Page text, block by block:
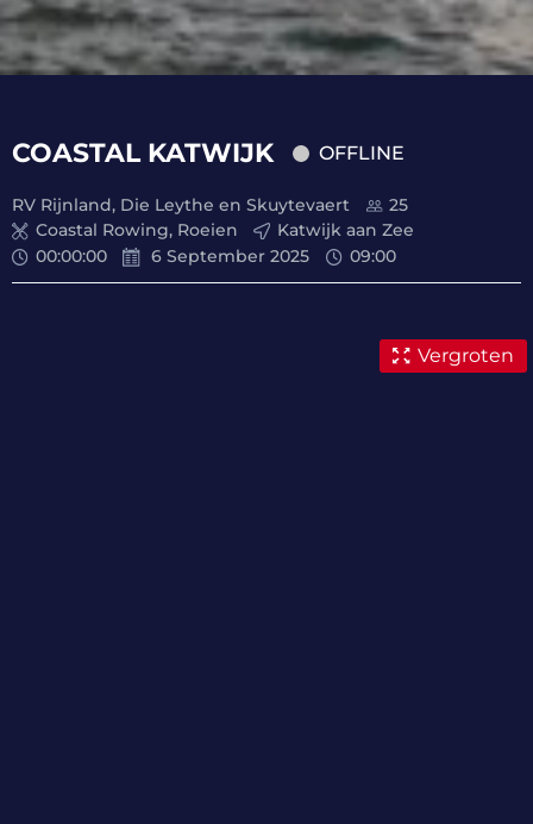
COASTAL KATWIJK OFFLINE
RV Rijnland, Die Leythe en Skuytevaert
25
Coastal Rowing, Roeien
Katwijk aan Zee
00:00:00 6 September 2025 09:00
Vergroten